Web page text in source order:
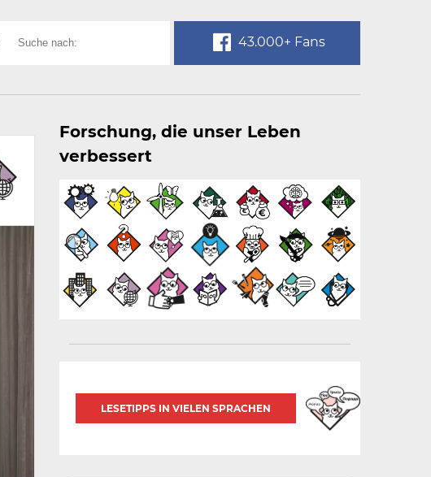
SUCHE
43.000+ Fans
Forschung, die unser Leben
verbessert
LESETIPPS IN VIELEN SPRACHEN